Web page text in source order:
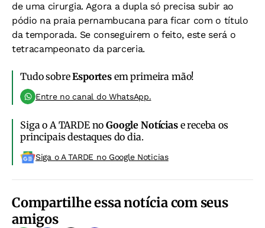
de uma cirurgia. Agora a dupla só precisa subir ao
pódio na praia pernambucana para ficar com o título
da temporada. Se conseguirem o feito, este será o
tetracampeonato da parceria.
Tudo sobreEsportesem primeira mão!
Entre no canal do WhatsApp.
Siga o A TARDE noGoogle Notíciase receba os
principais destaques do dia.
Siga o A TARDE no Google Noticias
Compartilhe essa notícia com seus
amigos